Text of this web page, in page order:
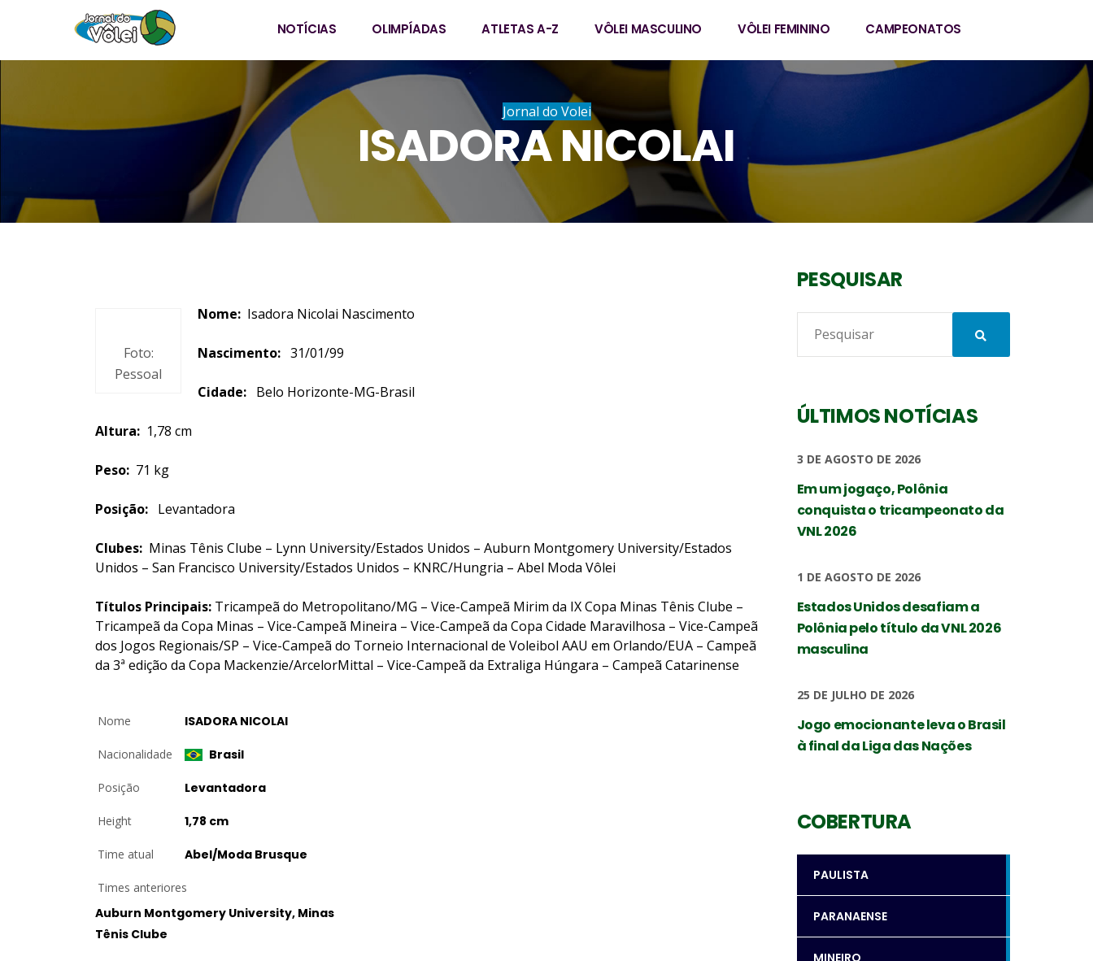
NOTÍCIAS OLIMPÍADAS ATLETAS A-Z VÔLEI MASCULINO VÔLEI FEMININO CAMPEONATOS
Jornal do Volei
ISADORA NICOLAI
Foto:
Pessoal
Nome: Isadora Nicolai Nascimento
Nascimento: 31/01/99
Cidade: Belo Horizonte-MG-Brasil
Altura: 1,78 cm
Peso: 71 kg
Posição: Levantadora
Clubes: Minas Tênis Clube – Lynn University/Estados Unidos – Auburn Montgomery University/Estados
Unidos – San Francisco University/Estados Unidos – KNRC/Hungria – Abel Moda Vôlei
Títulos Principais: Tricampeã do Metropolitano/MG – Vice-Campeã Mirim da IX Copa Minas Tênis Clube –
Tricampeã da Copa Minas – Vice-Campeã Mineira – Vice-Campeã da Copa Cidade Maravilhosa – Vice-Campeã
dos Jogos Regionais/SP – Vice-Campeã do Torneio Internacional de Voleibol AAU em Orlando/EUA – Campeã
da 3ª edição da Copa Mackenzie/ArcelorMittal – Vice-Campeã da Extraliga Húngara – Campeã Catarinense
Nome ISADORA NICOLAI
Nacionalidade Brasil
Posição Levantadora
Height 1,78 cm
Time atual Abel/Moda Brusque
Times anteriores
Auburn Montgomery University, Minas
Tênis Clube
PESQUISAR
ÚLTIMOS NOTÍCIAS
3 DE AGOSTO DE 2026
Em um jogaço, Polônia
conquista o tricampeonato da
VNL 2026
1 DE AGOSTO DE 2026
Estados Unidos desafiam a
Polônia pelo título da VNL 2026
masculina
25 DE JULHO DE 2026
Jogo emocionante leva o Brasil
à final da Liga das Nações
COBERTURA
PAULISTA
PARANAENSE
MINEIRO